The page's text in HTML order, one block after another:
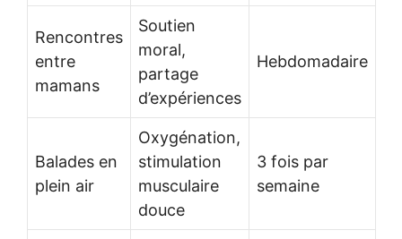
Rencontres
entre
mamans
Soutien
moral,
partage
d’expériences
Hebdomadaire
Balades en
plein air
Oxygénation,
stimulation
musculaire
douce
3 fois par
semaine